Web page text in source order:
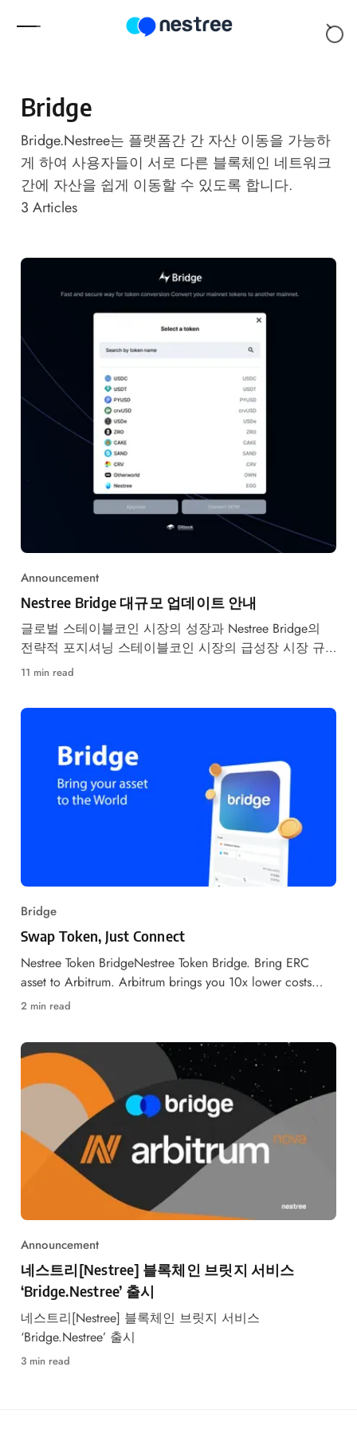
Bridge
Bridge.Nestree는 플랫폼간 간 자산 이동을 가능하
게 하여 사용자들이 서로 다른 블록체인 네트워크
간에 자산을 쉽게 이동할 수 있도록 합니다.
3 Articles
Announcement
Nestree Bridge 대규모 업데이트 안내
글로벌 스테이블코인 시장의 성장과 Nestree Bridge의
전략적 포지셔닝 스테이블코인 시장의 급성장 시장 규
모의 폭발적 증가 글로벌 스테이블코인 시장은 최근 몇
11 min read
Bridge
Swap Token, Just Connect
Nestree Token BridgeNestree Token Bridge. Bring ERC
asset to Arbitrum. Arbitrum brings you 10x lower costs
while inheriting Ethereum’s security model.Nestree Token
2 min read
Announcement
네스트리[Nestree] 블록체인 브릿지 서비스
‘Bridge.Nestree’ 출시
네스트리[Nestree] 블록체인 브릿지 서비스
‘Bridge.Nestree’ 출시
3 min read